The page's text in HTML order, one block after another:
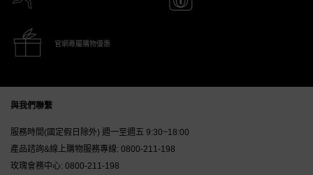
官網專屬購物優惠
與我們聯繫
服務時間(國定假日除外) 週一至週五 9:30~18:00
產品諮詢&線上購物服務專線: 0800-211-198
玫瑰會務中心: 0800-211-198